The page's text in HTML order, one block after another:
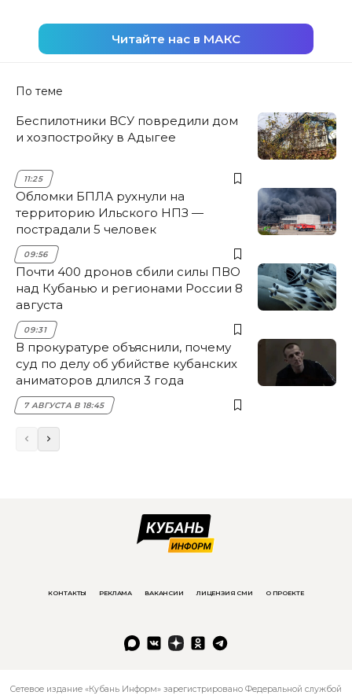
Читайте нас в МАКС
По теме
Беспилотники ВСУ повредили дом
и хозпостройку в Адыгее
11:25
Обломки БПЛА рухнули на
территорию Ильского НПЗ —
пострадали 5 человек
09:56
Почти 400 дронов сбили силы ПВО
над Кубанью и регионами России 8
августа
09:31
В прокуратуре объяснили, почему
суд по делу об убийстве кубанских
аниматоров длился 3 года
7 АВГУСТА В 18:45
КОНТАКТЫ РЕКЛАМА ВАКАНСИИ ЛИЦЕНЗИЯ СМИ О ПРОЕКТЕ
Сетевое издание «Кубань Информ» зарегистрировано Федеральной службой